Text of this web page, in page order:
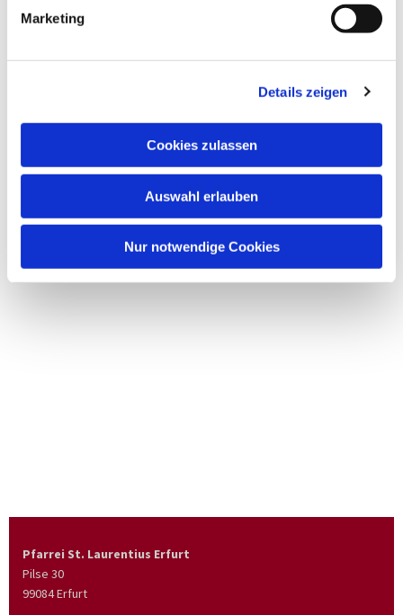
Marketing
Details zeigen
Cookies zulassen
Auswahl erlauben
Nur notwendige Cookies
Pfarrei St. Laurentius Erfurt
Pilse 30
99084 Erfurt